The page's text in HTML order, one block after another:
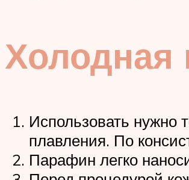
Холодная
Использовать нужно
плавления. По
Парафин легко